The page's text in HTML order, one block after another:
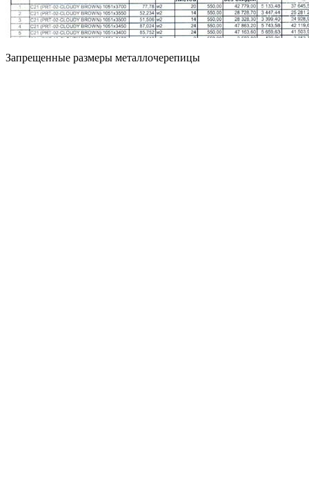
Запрещенные размеры металлочерепицы